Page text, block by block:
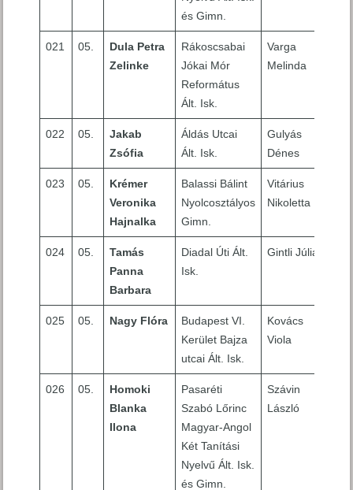
és Gimn.
021 05.
Dula Petra
Zelinke
Rákoscsabai
Jókai Mór
Református
Ált. Isk.
Varga
Melinda
022 05.
Jakab
Zsófia
Áldás Utcai
Ált. Isk.
Gulyás
Dénes
023 05.
Krémer
Veronika
Hajnalka
Balassi Bálint
Nyolcosztályos
Gimn.
Vitárius
Nikoletta
024 05.
Tamás
Panna
Barbara
Diadal Úti Ált.
Isk.
Gintli Júlia
025 05. Nagy Flóra
Budapest VI.
Kerület Bajza
utcai Ált. Isk.
Kovács
Viola
026 05.
Homoki
Blanka
Ilona
Pasaréti
Szabó Lőrinc
Magyar-Angol
Két Tanítási
Nyelvű Ált. Isk.
és Gimn.
Szávin
László